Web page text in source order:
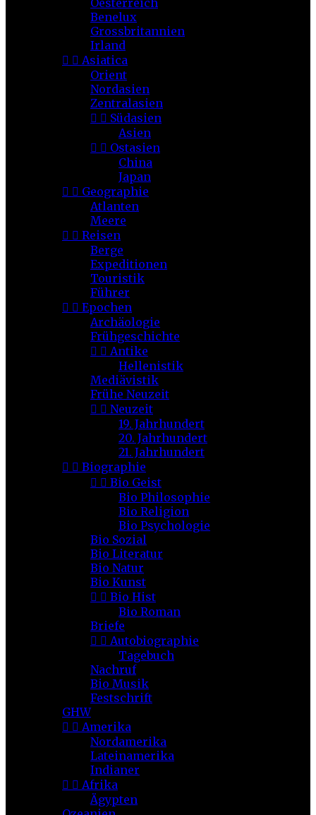
Oesterreich
Benelux
Grossbritannien
Irland
  Asiatica
Orient
Nordasien
Zentralasien
  Südasien
Asien
  Ostasien
China
Japan
  Geographie
Atlanten
Meere
  Reisen
Berge
Expeditionen
Touristik
Führer
  Epochen
Archäologie
Frühgeschichte
  Antike
Hellenistik
Mediävistik
Frühe Neuzeit
  Neuzeit
19. Jahrhundert
20. Jahrhundert
21. Jahrhundert
  Biographie
  Bio Geist
Bio Philosophie
Bio Religion
Bio Psychologie
Bio Sozial
Bio Literatur
Bio Natur
Bio Kunst
  Bio Hist
Bio Roman
Briefe
  Autobiographie
Tagebuch
Nachruf
Bio Musik
Festschrift
GHW
  Amerika
Nordamerika
Lateinamerika
Indianer
  Afrika
Ägypten